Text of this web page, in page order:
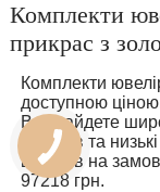
Комплекти
прикрас з
Комплекти
доступною
Ви знайдете
виробів та
виробів на
97218 грн.